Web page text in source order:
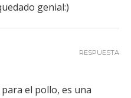
genial:)
el pollo, es una
RESPUESTA